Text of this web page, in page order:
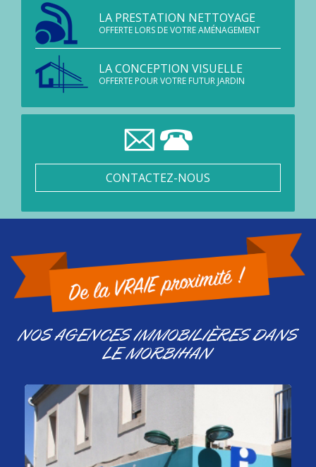
LA PRESTATION NETTOYAGE
OFFERTE LORS DE VOTRE AMÉNAGEMENT
LA CONCEPTION VISUELLE
OFFERTE POUR VOTRE FUTUR JARDIN
CONTACTEZ-NOUS
NOS AGENCES IMMOBILIÈRES DANS
LE MORBIHAN